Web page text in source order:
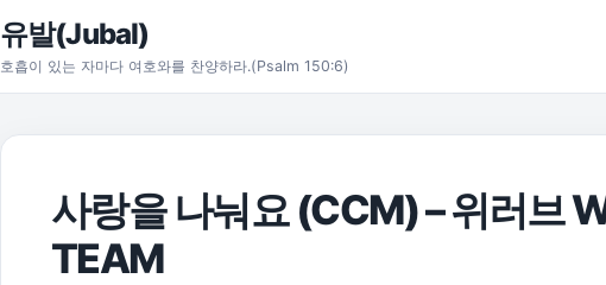
본문으로 건너뛰기
유발(Jubal)
호흡이 있는 자마다 여호와를 찬양하라.(Psalm 150:6)
사랑을 나눠요 (CCM) – 위러브
TEAM